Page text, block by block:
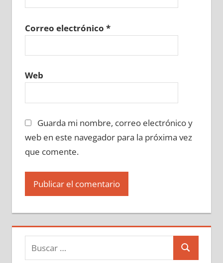
Correo electrónico *
Web
Guarda mi nombre, correo electrónico y
web en este navegador para la próxima vez
que comente.
Buscar